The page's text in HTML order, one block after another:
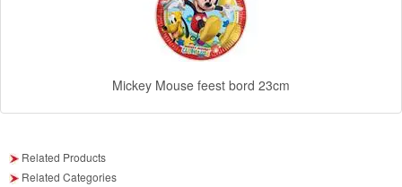
My
Pony
Mickey Mouse feest bord 23cm
Related Products
Related Categories